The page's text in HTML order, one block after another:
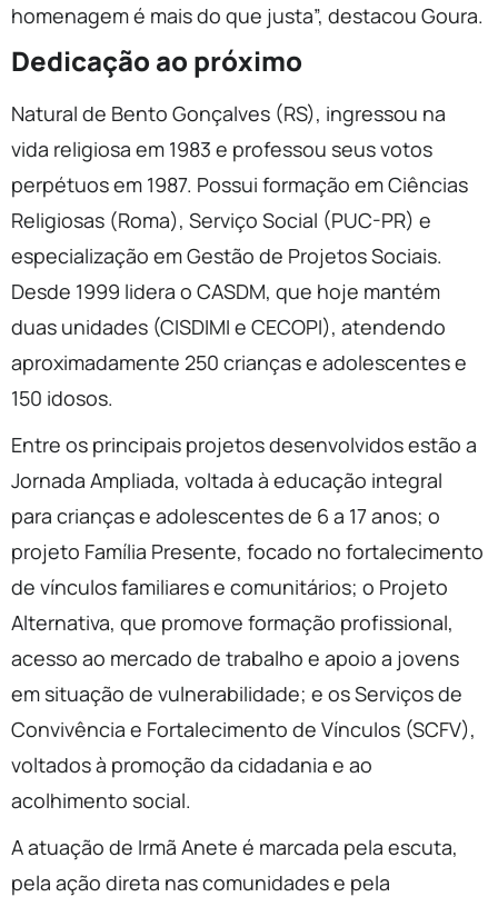
homenagem é mais do que justa”, destacou Goura.
Dedicação ao próximo
Natural de Bento Gonçalves (RS), ingressou na
vida religiosa em 1983 e professou seus votos
perpétuos em 1987. Possui formação em Ciências
Religiosas (Roma), Serviço Social (PUC-PR) e
especialização em Gestão de Projetos Sociais.
Desde 1999 lidera o CASDM, que hoje mantém
duas unidades (CISDIMI e CECOPI), atendendo
aproximadamente 250 crianças e adolescentes e
150 idosos.
Entre os principais projetos desenvolvidos estão a
Jornada Ampliada, voltada à educação integral
para crianças e adolescentes de 6 a 17 anos; o
projeto Família Presente, focado no fortalecimento
de vínculos familiares e comunitários; o Projeto
Alternativa, que promove formação profissional,
acesso ao mercado de trabalho e apoio a jovens
em situação de vulnerabilidade; e os Serviços de
Convivência e Fortalecimento de Vínculos (SCFV),
voltados à promoção da cidadania e ao
acolhimento social.
A atuação de Irmã Anete é marcada pela escuta,
pela ação direta nas comunidades e pela